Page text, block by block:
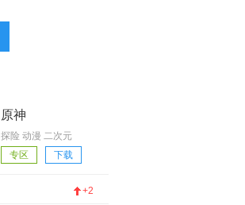
原神
探险 动漫 二次元
专区
下载
+2